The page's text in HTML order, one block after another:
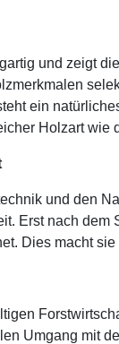
und zeigt
ein
Holzart wie
und den
Erst nach
Dies macht
Umgang mit